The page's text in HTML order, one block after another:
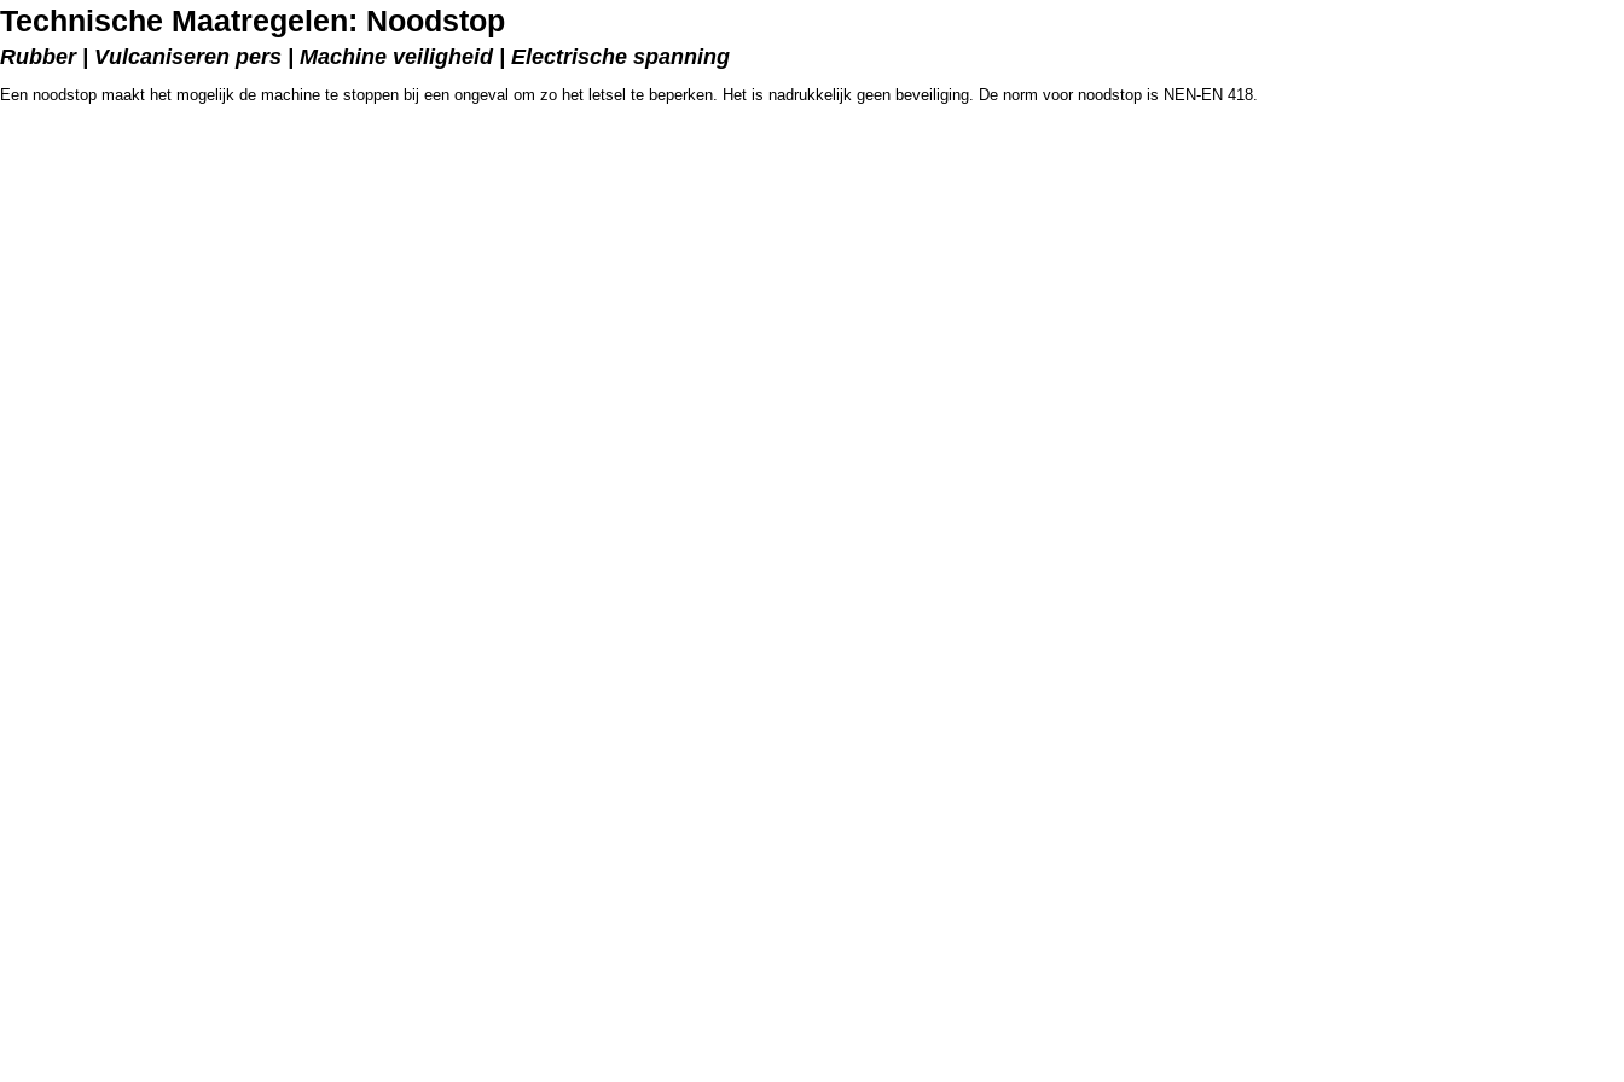
Technische Maatregelen: Noodstop
Rubber | Vulcaniseren pers | Machine veiligheid | Electrische spanning
Een noodstop maakt het mogelijk de machine te stoppen bij een ongeval om zo het letsel te beperken. Het is nadrukkelijk geen beveiliging. De norm voor noodstop is NEN-EN 418.